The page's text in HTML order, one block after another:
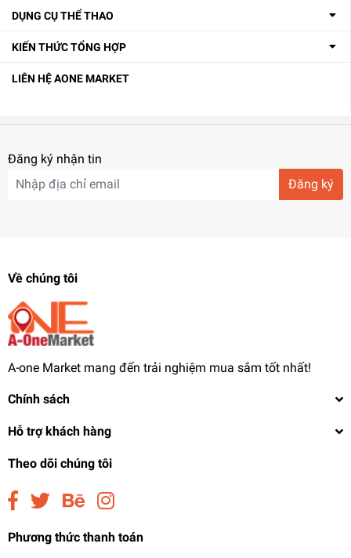
DỤNG CỤ THỂ THAO
KIẾN THỨC TỔNG HỢP
LIÊN HỆ AONE MARKET
Đăng ký nhận tin
Đăng ký
Về chúng tôi
A-one Market mang đến trải nghiệm mua sắm tốt nhất!
Chính sách
Hỗ trợ khách hàng
Theo dõi chúng tôi
Phương thức thanh toán